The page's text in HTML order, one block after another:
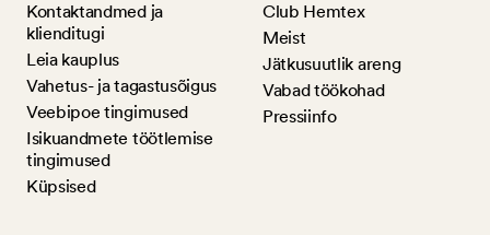
Kontaktandmed ja
klienditugi
Leia kauplus
Vahetus- ja tagastusõigus
Veebipoe tingimused
Isikuandmete töötlemise
tingimused
Küpsised
Club Hemtex
Meist
Jätkusuutlik areng
Vabad töökohad
Pressiinfo